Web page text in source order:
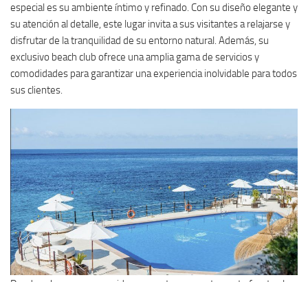
especial es su ambiente íntimo y refinado. Con su diseño elegante y
su atención al detalle, este lugar invita a sus visitantes a relajarse y
disfrutar de la tranquilidad de su entorno natural. Además, su
exclusivo beach club ofrece una amplia gama de servicios y
comodidades para garantizar una experiencia inolvidable para todos
sus clientes.